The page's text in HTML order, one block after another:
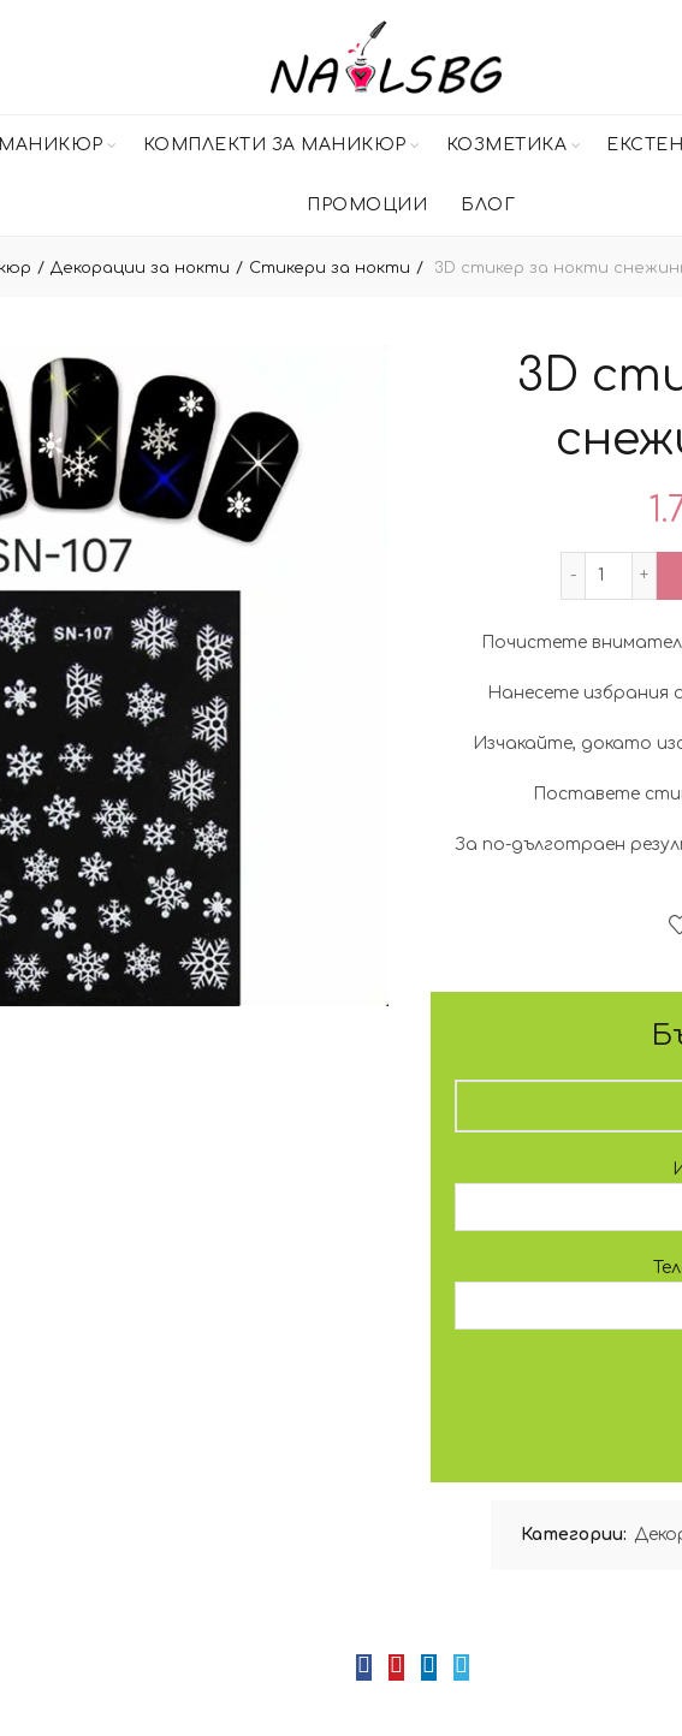
МАНИКЮР КОМПЛЕКТИ ЗА МАНИКЮР КОЗМЕТИКА
ПРОМОЦИИ БЛОГ
Декорации за нокти Стикери за нокти 3D стикер за нокти
3D
Почистете
Нанесете избрания
Изчакайте, докато
Поставете
За по-дълготраен
Категории: